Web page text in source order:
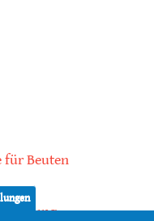
für Beuten
Haltung